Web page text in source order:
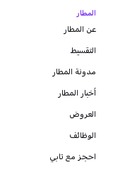
المطار
عن المطار
التقسيط
مدونة المطار
أخبار المطار
العروض
الوظائف
احجز مع تابي